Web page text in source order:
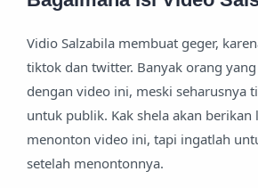
Vidio Salzabila membuat geger,
tiktok dan twitter. Banyak orang
dengan video ini, meski seharusnya
untuk publik. Kak shela akan
menonton video ini, tapi ingatlah
setelah menontonnya.